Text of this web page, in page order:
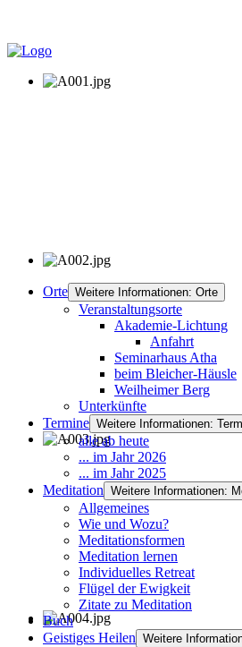
Orte Weitere Informationen: Orte
Veranstaltungsorte
Akademie-Lichtung
Anfahrt
Seminarhaus Atha
beim Bleicher-Häusle
Weilheimer Berg
Unterkünfte
Termine Weitere Informationen:
alle ab heute
... im Jahr 2026
... im Jahr 2025
Meditation Weitere Informationen:
Allgemeines
Wie und Wozu?
Meditationsformen
Meditation lernen
Individuelles Retreat
Flügel der Ewigkeit
Zitate zu Meditation
Buch
Geistiges Heilen Weitere